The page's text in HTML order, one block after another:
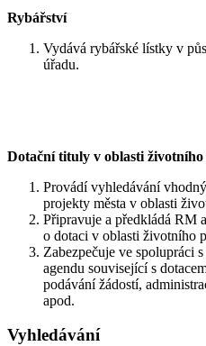
Rybářství
Vydává rybářské lístky v
úřadu.
Dotační tituly v oblasti
Provádí vyhledávání
projekty města v oblasti
Připravuje a předkládá RM
o dotaci v oblasti životního
Zabezpečuje ve spolupráci
agendu související s
podávání žádostí,
apod.
Vyhledávání